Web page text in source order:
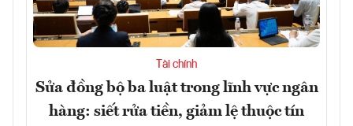
Tài chính
Sửa đồng bộ ba luật trong lĩnh vực ngân
hàng: siết rửa tiền, giảm lệ thuộc tín